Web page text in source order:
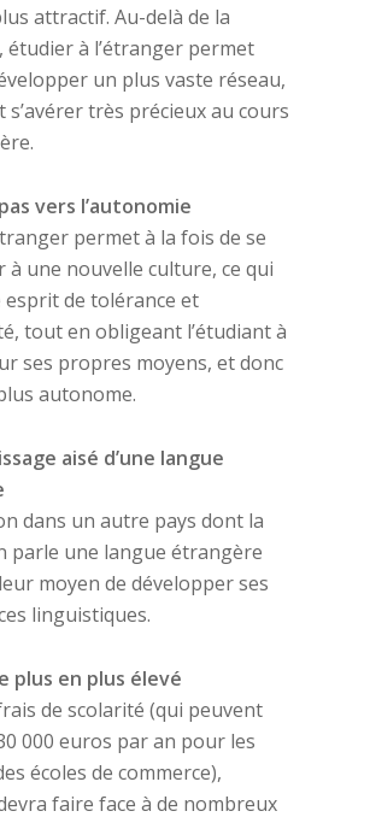
attractif. Au-delà de la
à l’étranger permet
un plus vaste réseau,
s’avérer très précieux au cours
vers l’autonomie
permet à la fois de se
une nouvelle culture, ce qui
esprit de tolérance et
tout en obligeant l’étudiant à
ses propres moyens, et donc
autonome.
aisé d’une langue
dans un autre pays dont la
parle une langue étrangère
moyen de développer ses
linguistiques.
plus en plus élevé
de scolarité (qui peuvent
000 euros par an pour les
écoles de commerce),
faire face à de nombreux